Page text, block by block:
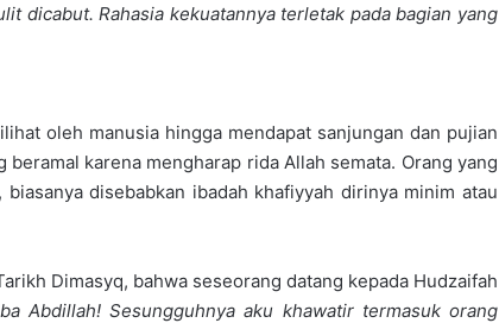
dicabut. Rahasia kekuatannya terletak pada bagian yang
oleh manusia hingga mendapat sanjungan dan pujian
karena mengharap rida Allah semata. Orang yang
disebabkan ibadah khafiyyah dirinya minim atau
Dimasyq, bahwa seseorang datang kepada Hudzaifah
Abdillah! Sesungguhnya aku khawatir termasuk orang